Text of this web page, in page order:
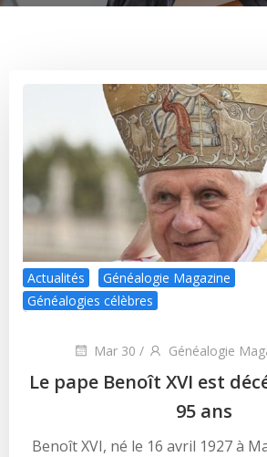
Actualités
Généalogie Magazine
Généalogies célèbres
Mar 30 / Généalogie
Le pape Benoît XVI est
95 ans
Benoît XVI, né le 16 avril 1927 à